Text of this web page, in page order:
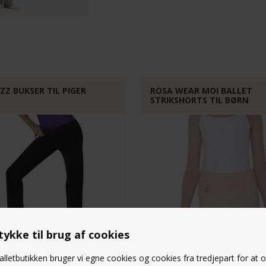
til brug af cookies
bruger vi egne cookies og cookies fra tredjepart for at
BUKSER TIL PIGER
ROSA WEAR MOI BALLET
STRIKSHORTS TIL BØRN
SONATE-CHILD-SALMON